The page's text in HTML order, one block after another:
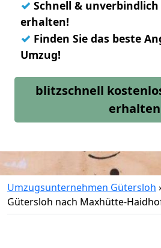
✓ Schnell &
erhalten!
✓ Finden Sie das beste
Umzug!
blitzschnell
erhalten
Umzugsunternehmen Gütersloh
Gütersloh nach Maxhütte-